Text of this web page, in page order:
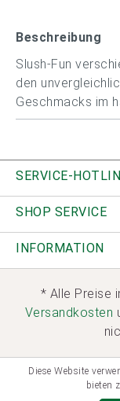
Beschreibung
Slush-Fun
den
Geschmacks im
SERVICE-
SHOP SERVICE
INFORMATION
* Alle Preise
Versandkosten
Diese Website
bieten